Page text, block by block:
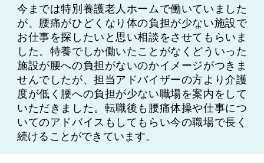
今までは特別養護老人ホームで働いていました
が、腰痛がひどくなり体の負担が少ない施設で
お仕事を探したいと思い相談をさせてもらいま
した。特養でしか働いたことがなくどういった
施設が腰への負担がないのかイメージがつきま
せんでしたが、担当アドバイザーの方より介護
度が低く腰への負担が少ない職場を案内をして
いただきました。転職後も腰痛体操や仕事につ
いてのアドバイスもしてもらい今の職場で長く
続けることができています。